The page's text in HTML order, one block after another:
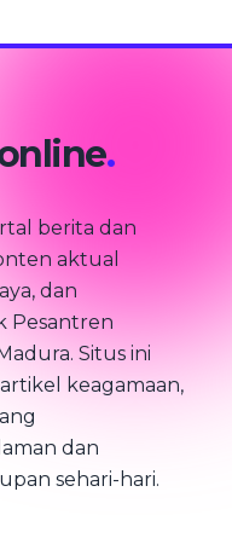
.
berita dan
aktual
dan
Pesantren
Situs ini
keagamaan,
dan
sehari-hari.